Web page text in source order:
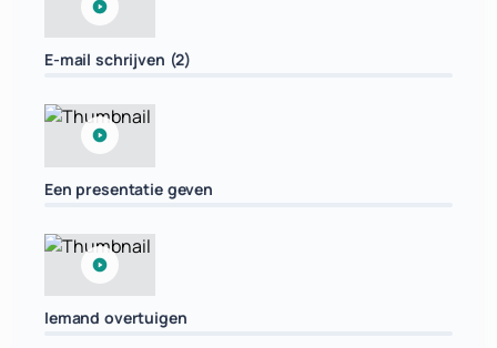
E-mail schrijven (2)
Een presentatie geven
Iemand overtuigen